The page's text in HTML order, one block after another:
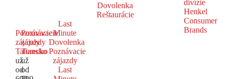
Dovolenka
Reštaurácie
Poznávacie
zájazdy
Taliansko
už
od
Poznávacie
zájazdy
Turecko
už
od
Last
Minute
Dovolenka
Poznávacie
zájazdy
Last